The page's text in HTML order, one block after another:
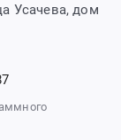
Усачева, дом